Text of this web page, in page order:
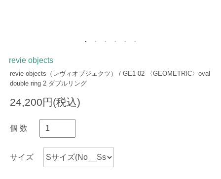
revie objects
revie objects（レヴィオブジェクツ） / GE1-02 〈GEOMETRIC〉oval
double ring 2 ダブルリング
24,200円(税込)
個 数
サイズ